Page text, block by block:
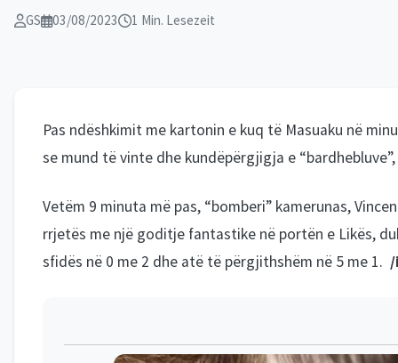
GS 03/08/2023 1 Min. Lesezeit
Pas ndëshkimit me kartonin e kuq të Masuaku në
se mund të vinte dhe kundëpërgjigja e
Vetëm 9 minuta më pas, “bomberi” kamerunas,
rrjetës me një goditje fantastike në portën e Likës,
sfidës në 0 me 2 dhe atë të përgjithshëm në 5 me 1.